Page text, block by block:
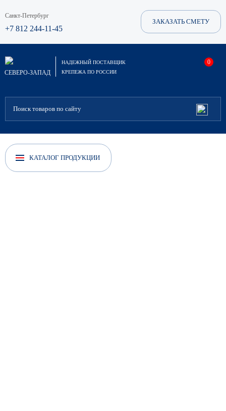
Санкт-Петербург
+7 812 244-11-45
ЗАКАЗАТЬ СМЕТУ
СЕВЕРО-ЗАПАД
НАДЕЖНЫЙ ПОСТАВЩИК
КРЕПЕЖА ПО РОССИИ
0
КАТАЛОГ ПРОДУКЦИИ